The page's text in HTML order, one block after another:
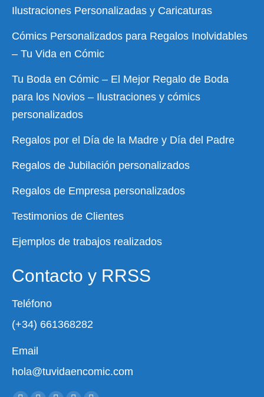
Ilustraciones Personalizadas y Caricaturas
Cómics Personalizados para Regalos Inolvidables
– Tu Vida en Cómic
Tu Boda en Cómic – El Mejor Regalo de Boda
para los Novios – Ilustraciones y cómics
personalizados
Regalos por el Día de la Madre y Día del Padre
Regalos de Jubilación personalizados
Regalos de Empresa personalizados
Testimonios de Clientes
Ejemplos de trabajos realizados
Contacto y RRSS
Teléfono
(+34) 661368282
Email
hola@tuvidaencomic.com